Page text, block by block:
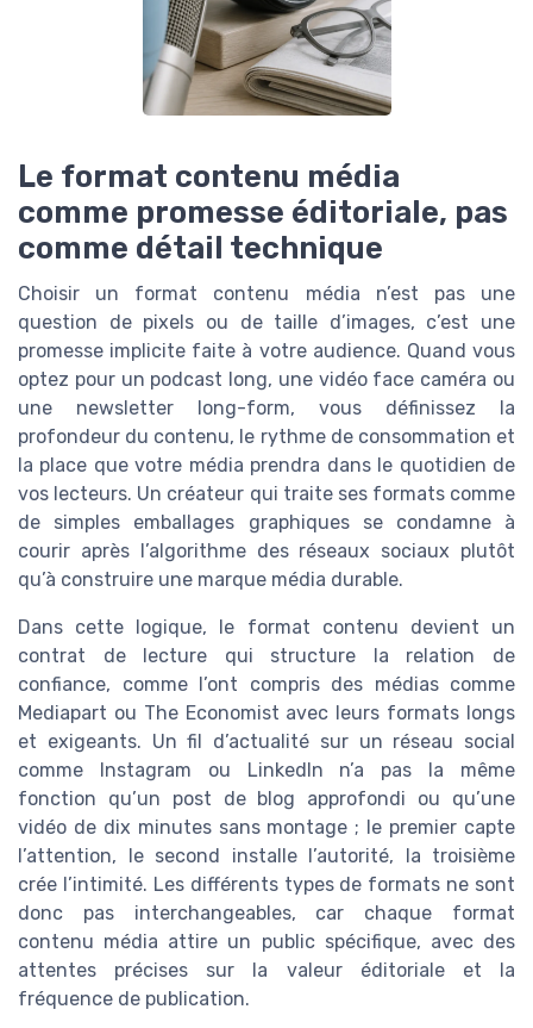
Le format contenu média
comme promesse éditoriale, pas
comme détail technique
Choisir un format contenu média n’est pas une
question de pixels ou de taille d’images, c’est une
promesse implicite faite à votre audience. Quand vous
optez pour un podcast long, une vidéo face caméra ou
une newsletter long-form, vous définissez la
profondeur du contenu, le rythme de consommation et
la place que votre média prendra dans le quotidien de
vos lecteurs. Un créateur qui traite ses formats comme
de simples emballages graphiques se condamne à
courir après l’algorithme des réseaux sociaux plutôt
qu’à construire une marque média durable.
Dans cette logique, le format contenu devient un
contrat de lecture qui structure la relation de
confiance, comme l’ont compris des médias comme
Mediapart ou The Economist avec leurs formats longs
et exigeants. Un fil d’actualité sur un réseau social
comme Instagram ou LinkedIn n’a pas la même
fonction qu’un post de blog approfondi ou qu’une
vidéo de dix minutes sans montage ; le premier capte
l’attention, le second installe l’autorité, la troisième
crée l’intimité. Les différents types de formats ne sont
donc pas interchangeables, car chaque format
contenu média attire un public spécifique, avec des
attentes précises sur la valeur éditoriale et la
fréquence de publication.